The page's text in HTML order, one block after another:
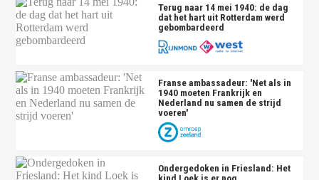
Terug naar 14 mei 1940: de dag
dat het hart uit Rotterdam werd
gebombardeerd
Franse ambassadeur: 'Net als in
1940 moeten Frankrijk en
Nederland nu samen de strijd
voeren'
Ondergedoken in Friesland: Het